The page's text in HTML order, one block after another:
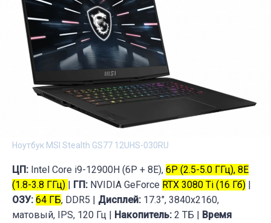
Ноутбук MSI Stealth GS77 12UHS-030RU
ЦП: Intel Core i9-12900H (6P + 8E), 6P (2.5-5.0 ГГц), 8E
(1.8-3.8 ГГц) | ГП: NVIDIA GeForce RTX 3080 Ti (16 Гб) |
ОЗУ: 64 ГБ, DDR5 | Дисплей: 17.3", 3840x2160,
матовый, IPS, 120 Гц | Накопитель: 2 ТБ | Время